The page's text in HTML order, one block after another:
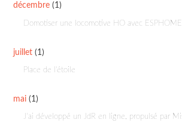
décembre (1)
Domotiser une locomotive HO avec ESPHOME
juillet (1)
Place de l'étoile
mai (1)
J’ai développé un JdR en ligne, propulsé par